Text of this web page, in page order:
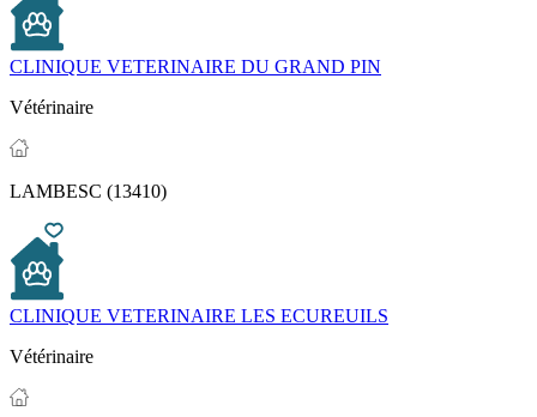
CLINIQUE VETERINAIRE DU GRAND PIN
Vétérinaire
LAMBESC (13410)
CLINIQUE VETERINAIRE LES ECUREUILS
Vétérinaire